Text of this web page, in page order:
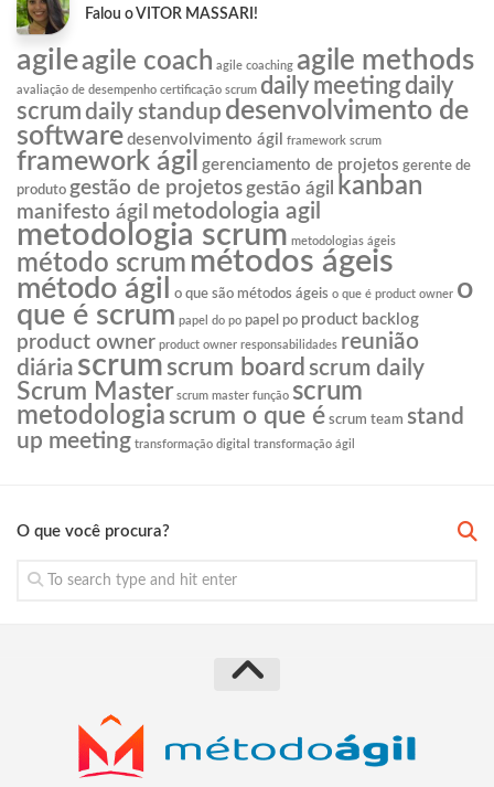
Falou o VITOR MASSARI!
agileagile coach agile coaching agile methods
avaliação de desempenho certificação scrum daily meeting daily
scrumdaily standup desenvolvimento de
software desenvolvimento ágil framework scrum
framework ágil gerenciamento de projetos gerente de
produto gestão de projetos gestão ágil kanban
manifesto ágil metodologia agil
metodologia scrum metodologias ágeis
método scrum métodos ágeis
método ágil o que são métodos ágeis o que é product owner o
que é scrum papel do po papel po product backlog
product owner product owner responsabilidades reunião
diária scrum scrum board scrum daily
Scrum Master scrum master função scrum
metodologia scrum o que é scrum team stand
up meeting transformação digital transformação ágil
O que você procura?